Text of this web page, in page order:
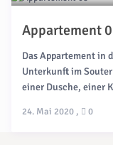
Appartement
Das Appartement in
Unterkunft im
einer Dusche, einer
24. Mai 2020 , 0